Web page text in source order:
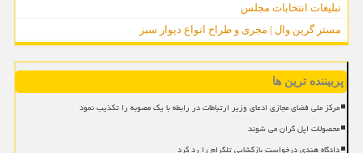
تبلیغات انتخابات مجلس
مستر گرین وال | مجری و طراح انواع دیوار سبز
پربیننده ترین ها
مرکز ملی فضای مجازی ادعای وزیر ارتباطات در رابطه با یک مصوبه را تکذیب نمود
محصولات اپل گران می شوند
دادگاه هندی درخواست بازگشایی تلگرام را رد کرد